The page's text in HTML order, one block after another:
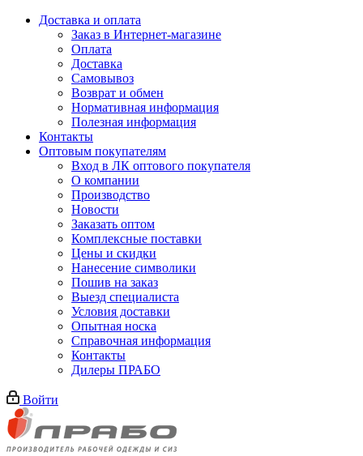
Доставка и оплата
Заказ в Интернет-магазине
Оплата
Доставка
Самовывоз
Возврат и обмен
Нормативная информация
Полезная информация
Контакты
Оптовым покупателям
Вход в ЛК оптового покупателя
О компании
Производство
Новости
Заказать оптом
Комплексные поставки
Цены и скидки
Нанесение символики
Пошив на заказ
Выезд специалиста
Условия доставки
Опытная носка
Справочная информация
Контакты
Дилеры ПРАБО
Войти